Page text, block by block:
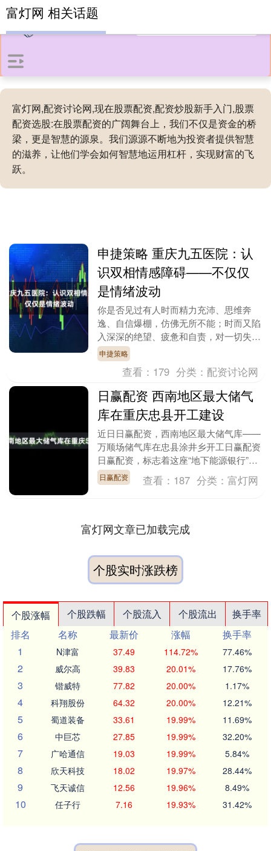
富灯网,配资讨论网,现在股票配资,配资炒股新手入门,股票
配资选股:在股票配资的广阔舞台上，我们不仅是资金的桥
梁，更是智慧的源泉。我们源源不断地为投资者提供智慧
的滋养，让他们学会如何智慧地运用杠杆，实现财富的飞
跃。
富灯网 相关话题
申捷策略 重庆九五医院：认
识双相情感障碍——不仅仅
是情绪波动
你是否见过有人时而精力充沛、思维奔
逸、自信爆棚，仿佛无所不能；时而又陷
入深深的绝望、疲惫和自责，对一切失去
兴趣？这并非简单的“性格多变”或“闹情
绪”，而可能是一....
申捷策略
查看： 179 分类： 配资讨论网
日赢配资 西南地区最大储气
库在重庆忠县开工建设
近日日赢配资，西南地区最大储气库——
万顺场储气库在忠县涂井乡开工日赢配资
日赢配资，标志着这座“地下能源银行”进
入全面建设阶段。该项目是忠县正在加快
打造的“一都一....
日赢配资 查看： 187 分类：富灯网
富灯网文章已加载完成
个股实时涨跌榜
个股涨幅 个股跌幅 个股流入 个股流出
换手率
排名
名称 最新价 涨幅
换手率
1
N津富 37.49 114.72% 77.46%
2 威尔高 39.83 20.01% 17.76%
3 锴威特 77.82 20.00% 1.17%
4 科翔股份 64.32 20.00% 12.21%
5 蜀道装备 33.61 19.99% 11.69%
6 中巨芯 27.85 19.99% 32.20%
7 广哈通信 19.03 19.99% 5.84%
8 欣天科技 18.02 19.97% 28.44%
9 飞天诚信 12.56 19.96% 8.49%
10 任子行 7.16 19.93% 31.42%